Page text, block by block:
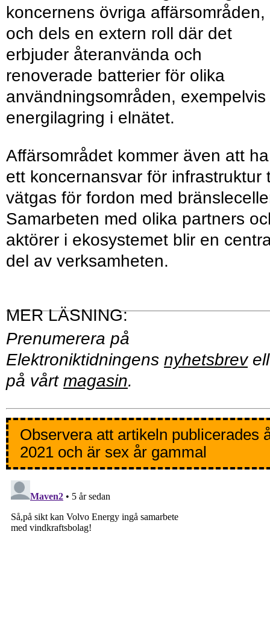
koncernens övriga affärsområden,
och dels en extern roll där det
erbjuder återanvända och
renoverade batterier för olika
användningsområden, exempelvis
energilagring i elnätet.
Affärsområdet kommer även att ha
ett koncernansvar för infrastruktur
vätgas för fordon med
Samarbeten med olika partners
aktörer i ekosystemet blir en
del av verksamheten.
Prenumerera på
Elektroniktidningens nyhetsbrev
på vårt magasin.
Observera att artikeln publicerades
2021 och är sex år gammal